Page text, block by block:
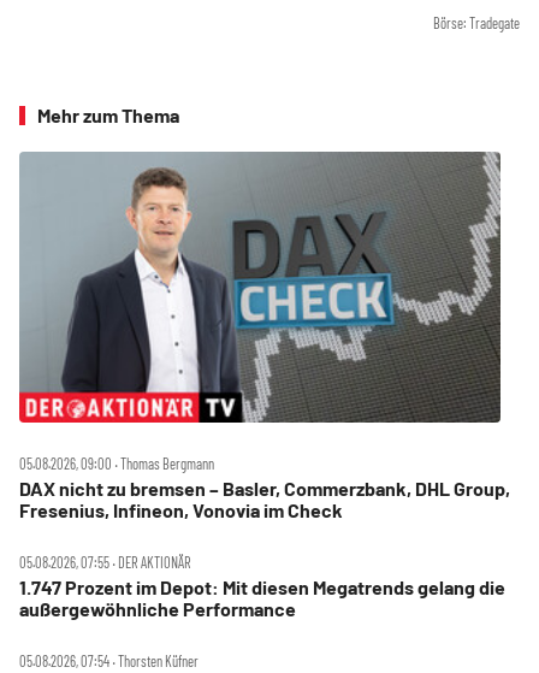
Börse: Tradegate
Mehr zum Thema
05.08.2026, 09:00 ‧ Thomas Bergmann
DAX nicht zu bremsen – Basler, Commerzbank, DHL Group,
Fresenius, Infineon, Vonovia im Check
05.08.2026, 07:55 ‧ DER AKTIONÄR
1.747 Prozent im Depot: Mit diesen Megatrends gelang die
außergewöhnliche Performance
05.08.2026, 07:54 ‧ Thorsten Küfner